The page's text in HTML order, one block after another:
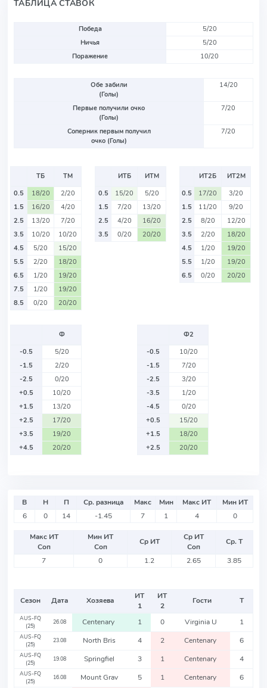
ТАБЛИЦА СТАВОК
Победа
5/20
Ничья
5/20
Поражение
10/20
Обе забили
(Голы)
14/20
Первые получили очко
(Голы)
7/20
Соперник первым получил
очко (Голы)
7/20
ТБ
ТМ
0.5
18/20
2/20
1.5
16/20
4/20
2.5
13/20
7/20
3.5
10/20
10/20
4.5
5/20
15/20
5.5
2/20
18/20
6.5
1/20
19/20
7.5
1/20
19/20
8.5
0/20 20/20
ИТБ
ИТМ
0.5
15/20
5/20
1.5
7/20
13/20
2.5
4/20
16/20
3.5
0/20 20/20
ИТ2Б
ИТ2М
0.5
17/20
3/20
1.5
11/20
9/20
2.5
8/20
12/20
3.5
2/20
18/20
4.5
1/20
19/20
5.5
1/20
19/20
6.5
0/20 20/20
Ф
-0.5
5/20
-1.5
2/20
-2.5
0/20
+0.5
10/20
+1.5
13/20
+2.5
17/20
+3.5
19/20
+4.5
20/20
Ф2
-0.5
10/20
-1.5
7/20
-2.5
3/20
-3.5
1/20
-4.5
0/20
+0.5
15/20
+1.5
18/20
+2.5
20/20
В Н П Ср. разница Макс Мин Макс ИТ
Мин ИТ
6
0 14 -1.45 7 1 4 0
Макс ИТ
Соп
Мин ИТ
Соп
Ср ИТ
Ср ИТ
Соп
Ср. Т
7
0 1.2 2.65 3.85
Сезон Дата Хозяева
ИТ
1
ИТ
2
Гости Т
AUS-FQ
(25)
26.08 Centenary 1 0 Virginia U 1
AUS-FQ
(25)
23.08 North Bris 4 2 Centenary 6
AUS-FQ
(25)
19.08 Springfiel 3 1 Centenary 4
AUS-FQ
(25)
16.08 Mount Grav 5 1 Centenary 6